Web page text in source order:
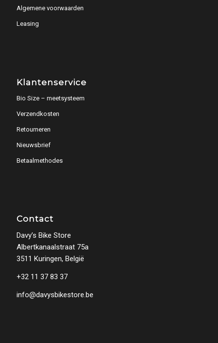
Algemene voorwaarden
Leasing
Klantenservice
Bio Size – meetsysteem
Verzendkosten
Retourneren
Nieuwsbrief
Betaalmethodes
Contact
Davy’s Bike Store
Albertkanaalstraat 75a
3511 Kuringen, België
+32 11 37 83 37
info@davysbikestore.be